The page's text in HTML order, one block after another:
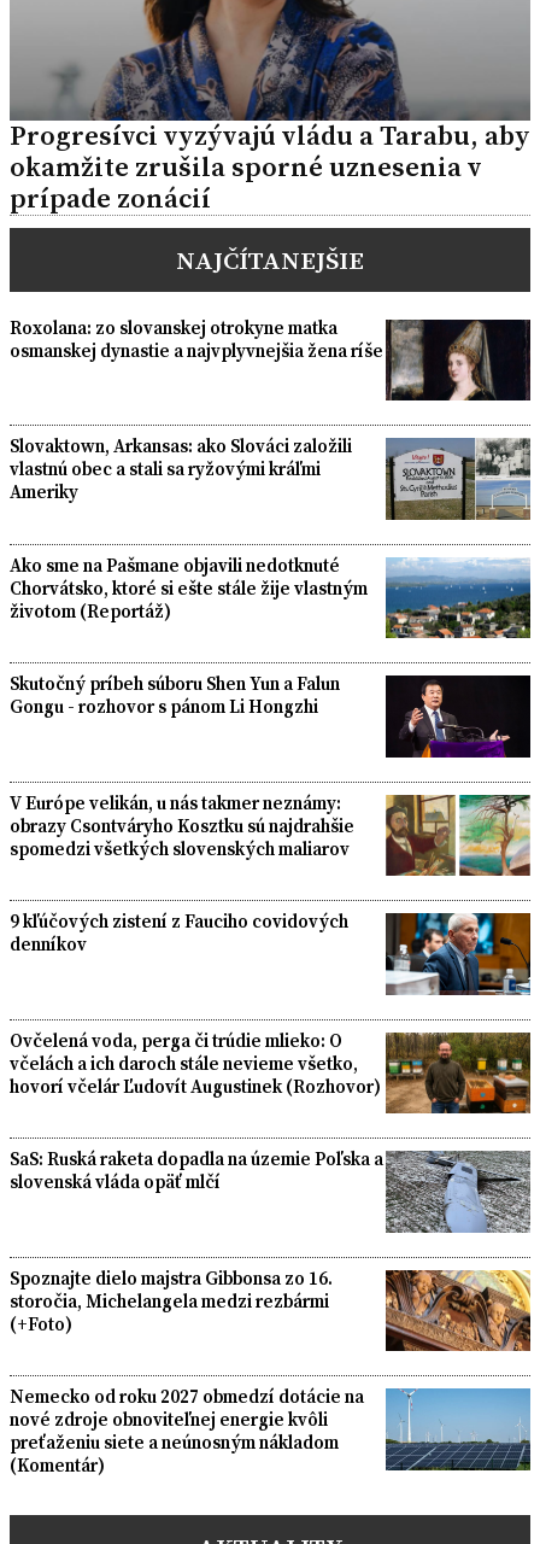
Progresívci vyzývajú vládu a Tarabu, aby
okamžite zrušila sporné uznesenia v
prípade zonácií
NAJČÍTANEJŠIE
Roxolana: zo slovanskej otrokyne matka
osmanskej dynastie a najvplyvnejšia žena ríše
Slovaktown, Arkansas: ako Slováci založili
vlastnú obec a stali sa ryžovými kráľmi
Ameriky
Ako sme na Pašmane objavili nedotknuté
Chorvátsko, ktoré si ešte stále žije vlastným
životom (Reportáž)
Skutočný príbeh súboru Shen Yun a Falun
Gongu - rozhovor s pánom Li Hongzhi
V Európe velikán, u nás takmer neznámy:
obrazy Csontváryho Kosztku sú najdrahšie
spomedzi všetkých slovenských maliarov
9 kľúčových zistení z Fauciho covidových
denníkov
Ovčelená voda, perga či trúdie mlieko: O
včelách a ich daroch stále nevieme všetko,
hovorí včelár Ľudovít Augustinek (Rozhovor)
SaS: Ruská raketa dopadla na územie Poľska a
slovenská vláda opäť mlčí
Spoznajte dielo majstra Gibbonsa zo 16.
storočia, Michelangela medzi rezbármi
(+Foto)
Nemecko od roku 2027 obmedzí dotácie na
nové zdroje obnoviteľnej energie kvôli
preťaženiu siete a neúnosným nákladom
(Komentár)